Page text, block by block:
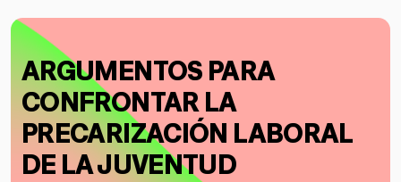
ARGUMENTOS PARA
CONFRONTAR LA
PRECARIZACIÓN LABORAL
DE LA JUVENTUD